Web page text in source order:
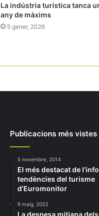
La indústria turística tanca
any de màxims
5 gener, 2026
Publicacions més vistes
5 novembre, 2014
El més destacat de
tendències del turisme
d’Euromonitor
9 maig, 2022
La despesa mitjana